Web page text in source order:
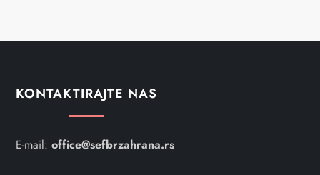
j
KONTAKTIRAJTE NAS
E-mail:office@sefbrzahrana.rs